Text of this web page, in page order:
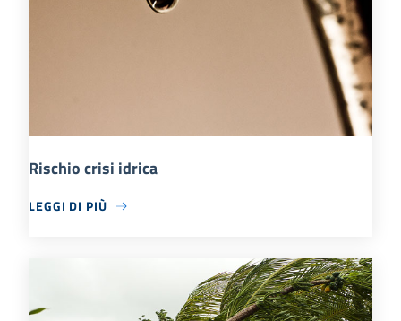
Rischio crisi idrica
LEGGI DI PIÙ